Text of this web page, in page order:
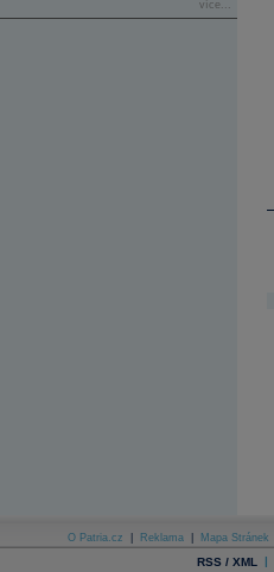
více...
O Patria.cz Reklama Mapa Stránek
RSS / XML |